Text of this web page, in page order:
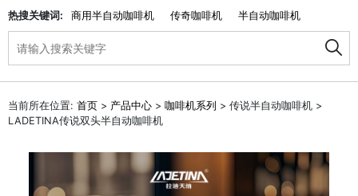
热搜关键词: 商用半自动咖啡机 传奇咖啡机 半自动咖啡机
当前所在位置: 首页 > 产品中心 > 咖啡机系列 > 传说半自动咖啡机 >
LADETINA传说双头半自动咖啡机